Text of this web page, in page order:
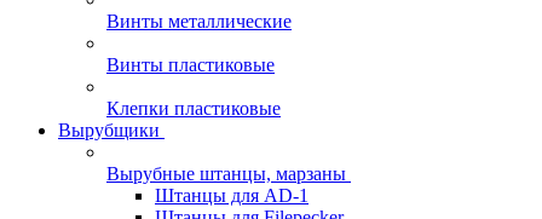
Винты металлические
Винты пластиковые
Клепки пластиковые
Вырубщики
Вырубные штанцы, марзаны
Штанцы для AD-1